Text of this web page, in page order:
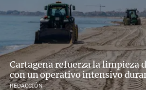
Cartagena refuerza la limpieza
con un operativo intensivo
REDACCIÓN